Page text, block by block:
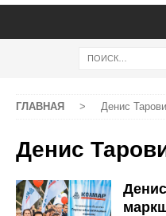
ГЛАВНАЯ > Денис
Денис